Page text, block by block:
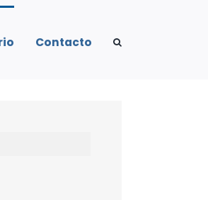
Contacto